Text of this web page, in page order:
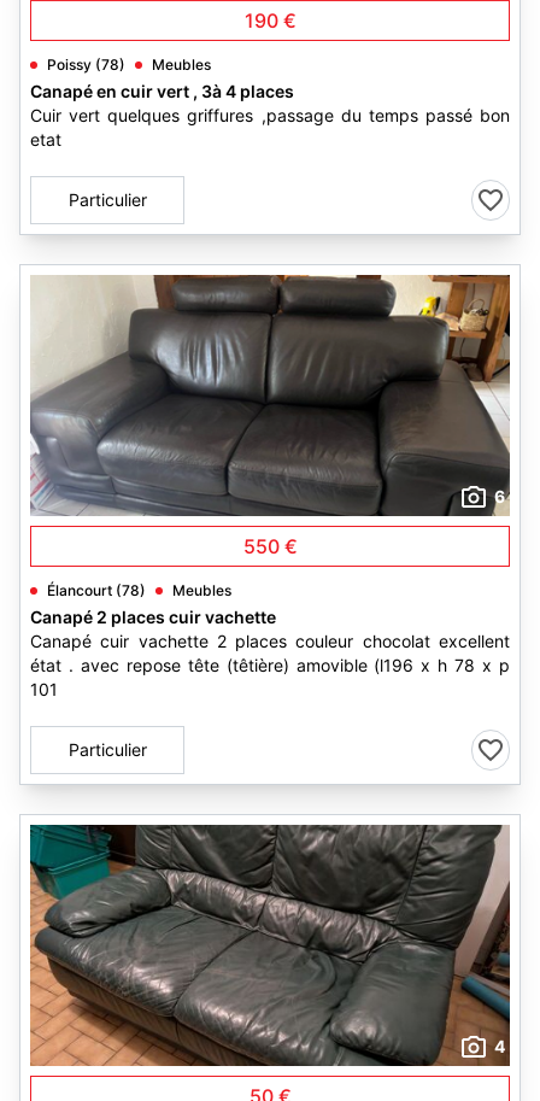
190 €
Poissy (78) Meubles
Canapé en cuir vert , 3à 4 places
Cuir vert quelques griffures ,passage du temps passé bon
etat
Particulier
6
550 €
Élancourt (78) Meubles
Canapé 2 places cuir vachette
Canapé cuir vachette 2 places couleur chocolat excellent
état . avec repose tête (têtière) amovible (l196 x h 78 x p
101
Particulier
4
50 €